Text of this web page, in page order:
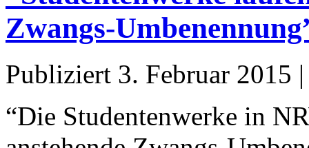
Zwangs-
Publiziert 3. Februar 2015
“Die Studentenwerke in